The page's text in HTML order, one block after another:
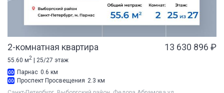
2-комнатная квартира 13 630 896 ₽
55.60 м2
| 25/27 этаж
Парнас 0.6 км
Проспект Просвещения 2.3 км